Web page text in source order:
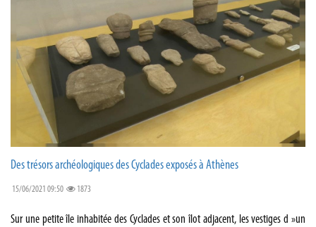
Des trésors archéologiques des Cyclades exposés à Athènes
15/06/2021 09:50 1873
Sur une petite île inhabitée des Cyclades et son îlot adjacent, les vestiges d »un